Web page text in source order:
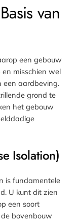
van
een gebouw
misschien wel
een aardbeving.
grond te
het gebouw
Isolation)
is fundamentele
U kunt dit zien
een soort
bovenbouw